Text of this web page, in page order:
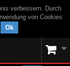
verbessern. Durch
von Cookies
Ok